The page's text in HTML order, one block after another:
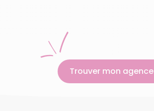
Trouver mon agence